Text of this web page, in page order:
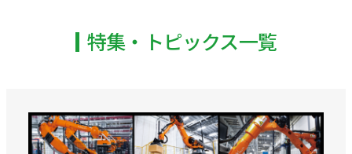
特集・トピックス一覧